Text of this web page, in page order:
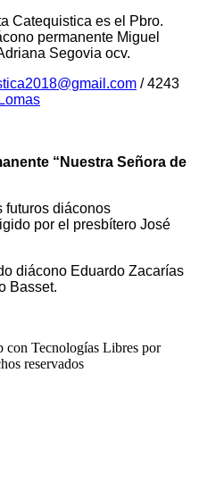
Catequistica es el Pbro.
permanente Miguel
Segovia ocv.
/ 4243
“Nuestra Señora de
futuros diáconos
por el presbítero José
diácono Eduardo Zacarías
Basset.
Tecnologías Libres por
reservados